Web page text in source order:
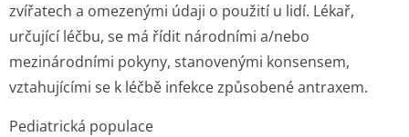
zvířatech a omezenými údaji o použití u lidí. Lékař,
určující léčbu, se má řídit národními a/nebo
mezinárodními pokyny, stanovenými konsensem,
vztahujícími se k léčbě infekce způsobené antraxem.
Pediatrická populace